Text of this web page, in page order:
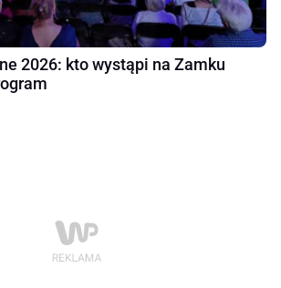
2026: kto wystąpi na Zamku